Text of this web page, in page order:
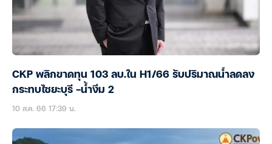
CKP พลิกขาดทุน 103 ลบ.ใน H1/66 รับปริมาณน้ำลดลง
กระทบไซยะบุรี -น้ำงึม 2
10 ส.ค. 66 17:39 น.